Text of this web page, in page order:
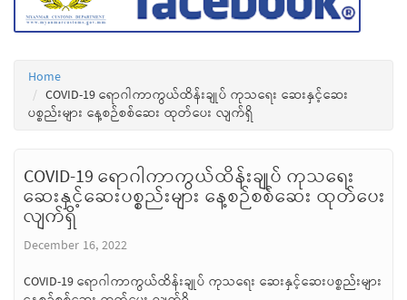
Home
COVID-19 ရောဂါကာကွယ်ထိန်းချုပ် ကုသရေး ဆေးနှင့်ဆေး
ပစ္စည်းများ နေ့စဉ်စစ်ဆေး ထုတ်ပေး လျက်ရှိ
COVID-19 ရောဂါကာကွယ်ထိန်းချုပ် ကုသရေး
ဆေးနှင့်ဆေးပစ္စည်းများ နေ့စဉ်စစ်ဆေး ထုတ်ပေး
လျက်ရှိ
December 16, 2022
COVID-19 ရောဂါကာကွယ်ထိန်းချုပ် ကုသရေး ဆေးနှင့်ဆေးပစ္စည်းများ